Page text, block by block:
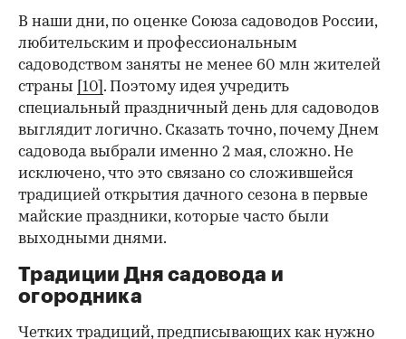
В наши дни, по оценке Союза садоводов России,
любительским и профессиональным
садоводством заняты не менее 60 млн жителей
страны
[10] . Поэтому идея учредить
специальный праздничный день для садоводов
выглядит логично. Сказать точно, почему Днем
садовода выбрали именно 2 мая, сложно. Не
исключено, что это связано со сложившейся
традицией открытия дачного сезона в первые
майские праздники, которые часто были
выходными днями.
Традиции Дня садовода и
огородника
Четких традиций, предписывающих как нужно